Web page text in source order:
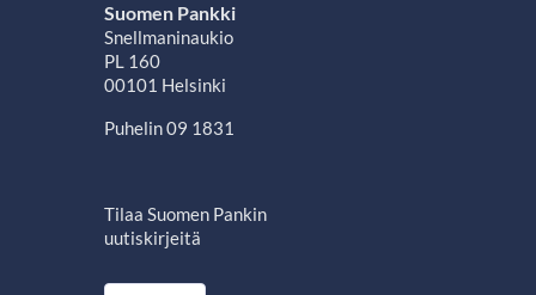
Suomen Pankki
Snellmaninaukio
PL 160
00101 Helsinki
Puhelin 09 1831
Tilaa Suomen Pankin
uutiskirjeitä